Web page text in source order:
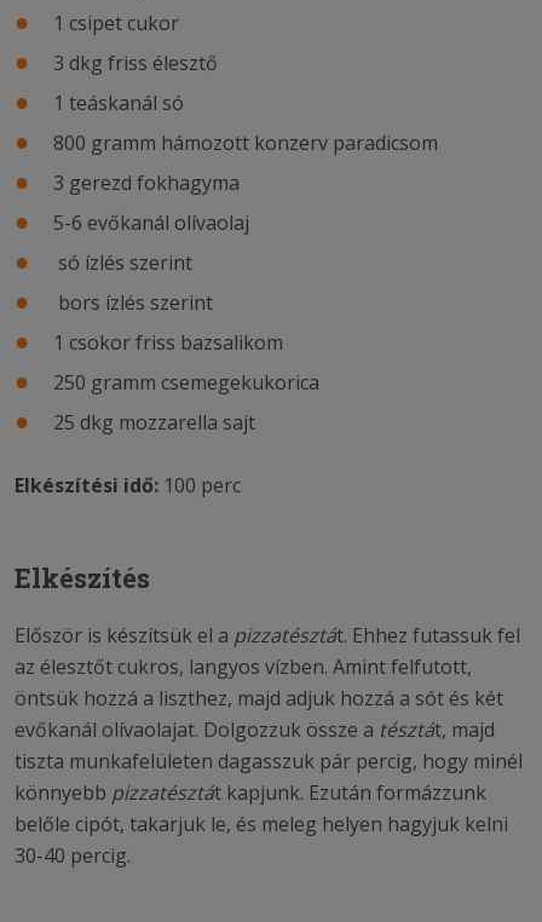
1 csipet cukor
3 dkg friss élesztő
1 teáskanál só
800 gramm hámozott konzerv paradicsom
3 gerezd fokhagyma
5-6 evőkanál olívaolaj
só ízlés szerint
bors ízlés szerint
1 csokor friss bazsalikom
250 gramm csemegekukorica
25 dkg mozzarella sajt
Elkészítési idő: 100 perc
Elkészítés
Először is készítsük el a pizzatésztát. Ehhez futassuk fel
az élesztőt cukros, langyos vízben. Amint felfutott,
öntsük hozzá a liszthez, majd adjuk hozzá a sót és két
evőkanál olívaolajat. Dolgozzuk össze a tésztát, majd
tiszta munkafelületen dagasszuk pár percig, hogy minél
könnyebb pizzatésztát kapjunk. Ezután formázzunk
belőle cipót, takarjuk le, és meleg helyen hagyjuk kelni
30-40 percig.